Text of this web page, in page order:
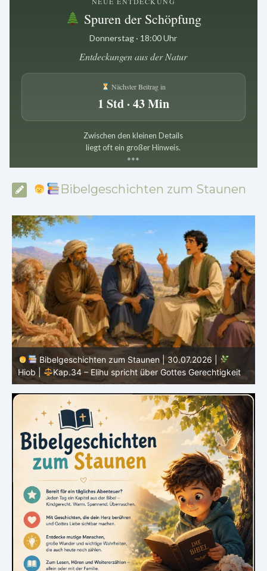
Spuren der Schöpfung
Donnerstag · 18:00 Uhr
Entdeckungen aus der Natur
Nächster Beitrag in
1 Std · 43 Min
Zwischen den kleinen Details
liegt oft ein großer Hinweis.
***
Bibelgeschichten zum Staunen
Bibelgeschichten zum Staunen | 29.07.2026 |
Hiob
|
Kap.33 – Elihu spricht Hiob direkt an